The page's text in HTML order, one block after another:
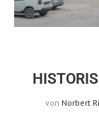
von Norbert